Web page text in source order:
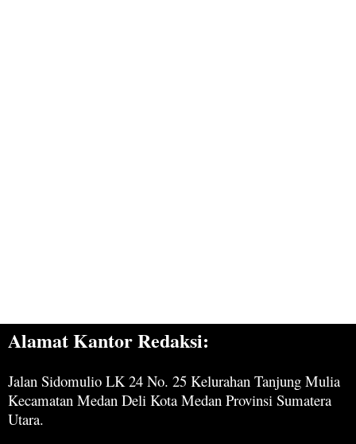
Alamat Kantor Redaksi:
Jalan Sidomulio LK 24 No. 25 Kelurahan Tanjung Mulia
Kecamatan Medan Deli Kota Medan Provinsi Sumatera
Utara.